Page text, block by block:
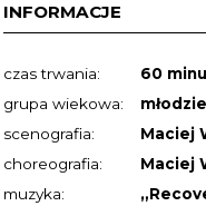
INFORMACJE
czas trwania:
60
grupa wiekowa:
scenografia:
Maciej
choreografia:
Maciej
muzyka: